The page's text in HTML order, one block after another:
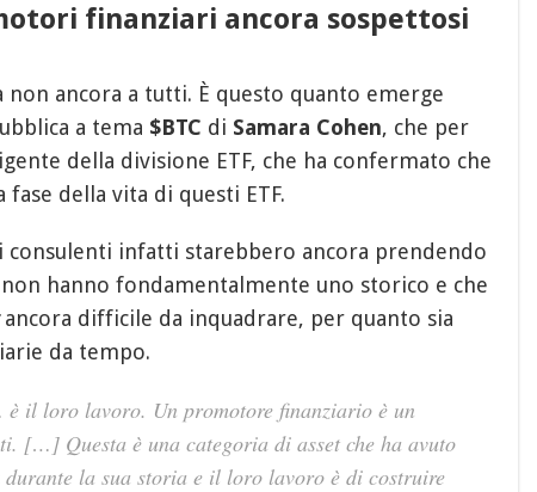
finanziari ancora sospettosi
non ancora a tutti. È questo quanto emerge
a tema $BTC di Samara Cohen, che per
della divisione ETF, che ha confermato che
della vita di questi ETF.
infatti starebbero ancora prendendo
hanno fondamentalmente uno storico e che
difficile da inquadrare, per quanto sia
da tempo.
il loro lavoro. Un promotore finanziario è un
[…] Questa è una categoria di asset che ha avuto
la sua storia e il loro lavoro è di costruire